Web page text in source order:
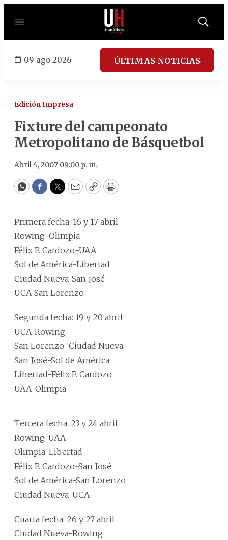
Menú
Mostrar
09 ago 2026 ÚLTIMAS NOTICIAS
Edición Impresa
Fixture del campeonato
Metropolitano de Básquetbol
Abril 4, 2007 09:00 p. m.
WhatsApp
Facebook
Twitter
EmailCopyPrint
Primera fecha: 16 y 17 abril
Rowing-Olimpia
Félix P. Cardozo-UAA
Sol de América-Libertad
Ciudad Nueva-San José
UCA-San Lorenzo
Segunda fecha: 19 y 20 abril
UCA-Rowing
San Lorenzo-Ciudad Nueva
San José-Sol de América
Libertad-Félix P. Cardozo
UAA-Olimpia
Tercera fecha: 23 y 24 abril
Rowing-UAA
Olimpia-Libertad
Félix P. Cardozo-San José
Sol de América-San Lorenzo
Ciudad Nueva-UCA
Cuarta fecha: 26 y 27 abril
Ciudad Nueva-Rowing